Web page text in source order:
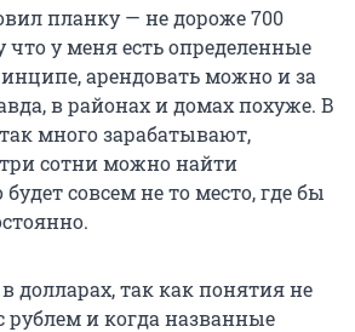
планку — не дороже 700
что у меня есть определенные
арендовать можно и за
в районах и домах похуже. В
много зарабатывают,
сотни можно найти
совсем не то место, где бы
долларах, так как понятия не
рублем и когда названные